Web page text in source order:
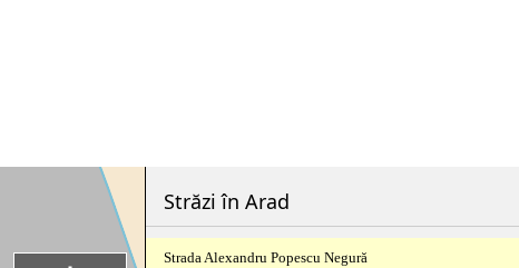
Străzi în Arad
Strada Alexandru Popescu Negură